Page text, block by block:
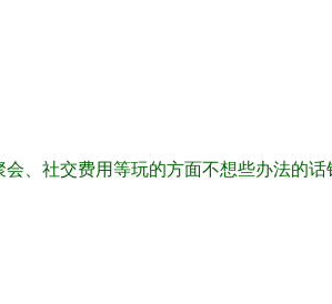
、社交费用等玩的方面不想些办法的话